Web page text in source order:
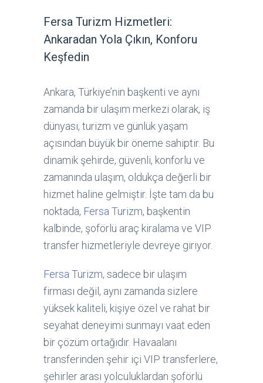
Fersa Turizm Hizmetleri:
Ankaradan Yola Çıkın, Konforu
Keşfedin
Ankara, Türkiye’nin başkenti ve aynı
zamanda bir ulaşım merkezi olarak, iş
dünyası, turizm ve günlük yaşam
açısından büyük bir öneme sahiptir. Bu
dinamik şehirde, güvenli, konforlu ve
zamanında ulaşım, oldukça değerli bir
hizmet haline gelmiştir. İşte tam da bu
noktada, Fersa Turizm, başkentin
kalbinde, şoförlü araç kiralama ve VIP
transfer hizmetleriyle devreye giriyor.
Fersa Turizm, sadece bir ulaşım
firması değil, aynı zamanda sizlere
yüksek kaliteli, kişiye özel ve rahat bir
seyahat deneyimi sunmayı vaat eden
bir çözüm ortağıdır. Havaalanı
transferinden şehir içi VIP transferlere,
şehirler arası yolculuklardan şoförlü